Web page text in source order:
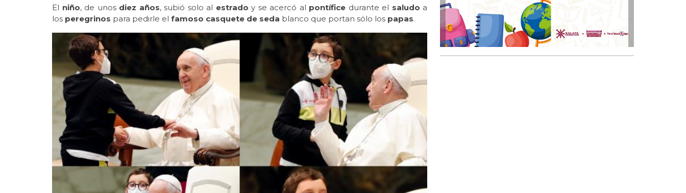
El niño, de unos diez años, subió solo al estrado y se acercó al pontífice durante el saludo a
los peregrinos para pedirle el famoso casquete de seda blanco que portan sólo los papas.
Impulsa Gobierno de Coatzacoalcos economía
local con espacios gratuitos para el Festival del
Mar
Ago 05, 2026 / 12:13